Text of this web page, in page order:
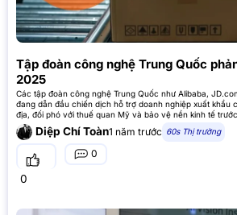
Tập đoàn công nghệ Trung Quốc
2025
Các tập đoàn công nghệ Trung Quốc như Alibaba,
đang dẫn đầu chiến dịch hỗ trợ doanh nghiệp xuất khẩu
địa, đối phó với thuế quan Mỹ và bảo vệ nền kinh tế
năm 2025. Sáng kiến tỷ USD bảo vệ
Diệp Chí Toàn1 năm trước 60s Thị trường
0
0